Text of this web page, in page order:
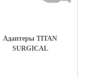
Адаптеры TITAN
SURGICAL